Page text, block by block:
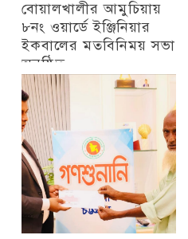
বোয়ালখালীর আমুচিয়ায়
৮নং ওয়ার্ডে ইঞ্জিনিয়ার
ইকবালের মতবিনিময় সভা
অনুষ্ঠিত
চট্টগ্রাম